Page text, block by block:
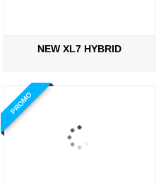
NEW XL7 HYBRID
PROMO